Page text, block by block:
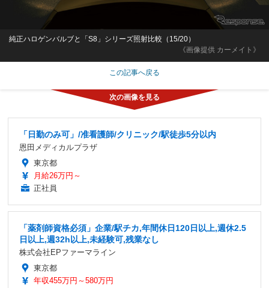
《画像提供 カーメイト》
純正ハロゲンバルブと「S8」シリーズ照射比較（15/20）
この記事へ戻る
「日勤のみ可」/准看護師/クリニック/駅徒歩5分以内
恩田メディカルプラザ
東京都
月給26万円～
正社員
「薬剤師資格必須」企業/駅チカ,年間休日120日以上,週休2.5
日以上,週32h以上,未経験可,残業なし
株式会社EPファーマライン
東京都
年収455万円～580万円